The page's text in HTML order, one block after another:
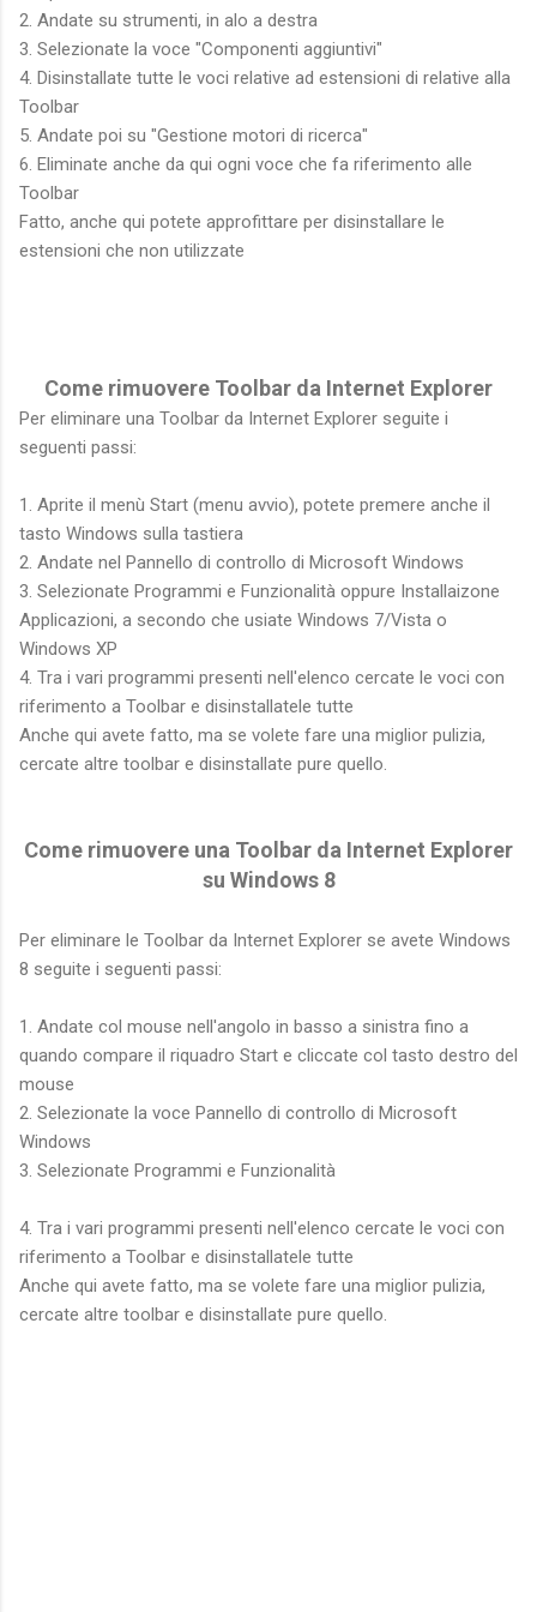
2. Andate su strumenti, in alo a destra
3. Selezionate la voce "Componenti aggiuntivi"
4. Disinstallate tutte le voci relative ad estensioni di relative alla
Toolbar
5. Andate poi su "Gestione motori di ricerca"
6. Eliminate anche da qui ogni voce che fa riferimento alle
Toolbar
Fatto, anche qui potete approfittare per disinstallare le
estensioni che non utilizzate
Come rimuovere Toolbar da Internet Explorer
Per eliminare una Toolbar da Internet Explorer seguite i
seguenti passi:
1. Aprite il menù Start (menu avvio), potete premere anche il
tasto Windows sulla tastiera
2. Andate nel Pannello di controllo di Microsoft Windows
3. Selezionate Programmi e Funzionalità oppure Installaizone
Applicazioni, a secondo che usiate Windows 7/Vista o
Windows XP
4. Tra i vari programmi presenti nell'elenco cercate le voci con
riferimento a Toolbar e disinstallatele tutte
Anche qui avete fatto, ma se volete fare una miglior pulizia,
cercate altre toolbar e disinstallate pure quello.
Come rimuovere una Toolbar da Internet Explorer
su Windows 8
Per eliminare le Toolbar da Internet Explorer se avete Windows
8 seguite i seguenti passi:
1. Andate col mouse nell'angolo in basso a sinistra fino a
quando compare il riquadro Start e cliccate col tasto destro del
mouse
2. Selezionate la voce Pannello di controllo di Microsoft
Windows
3. Selezionate Programmi e Funzionalità
4. Tra i vari programmi presenti nell'elenco cercate le voci con
riferimento a Toolbar e disinstallatele tutte
Anche qui avete fatto, ma se volete fare una miglior pulizia,
cercate altre toolbar e disinstallate pure quello.